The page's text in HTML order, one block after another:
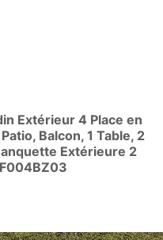
Extérieur 4 Place en
Balcon, 1 Table, 2
Extérieure 2